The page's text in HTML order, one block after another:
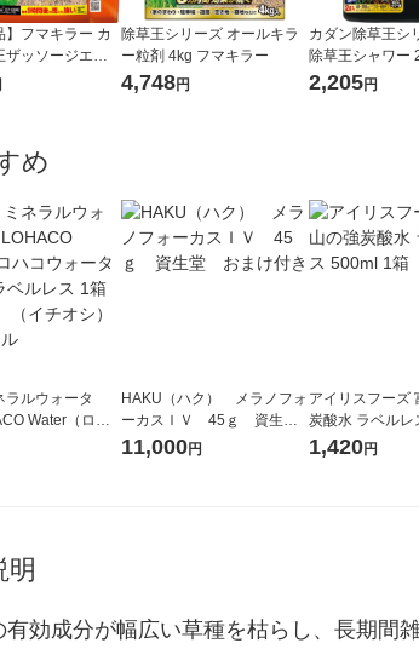
】フマキラー カ
ザッソージエー
チ4.5L 1個
除草王シリーズ オールキラ
ー粒剤 4kg フマキラー
4,748円
カダン除草王シ
除草王シャワー
ー
2,205円
め
ラルウォータ
Water（ロハ
）2L ラベルレ
HAKU（ハク） メラノフォ
ーカスＩＶ 45ｇ 資生
堂 おまけ付き
11,000円
アイリスフーズ
炭酸水 ラベルレ
箱（24本入）
1,420円
明
有効成分が幅広い草種を枯らし、長期間